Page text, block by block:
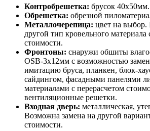
Контробрешетка: брусок 40х50мм.
Обрешетка: обрезной
Металлочерепица: цвет на выбор.
другой тип кровельного материала
стоимости.
Фронтоны: снаружи обшиты
OSB-3х12мм с возможностью
имитацию бруса, планкен, блок-
сайдингом, фасадными панелями
материалами с перерасчетом
вентиляционные решетки.
Входная дверь: металлическая,
Возможна замена на другой
стоимости.